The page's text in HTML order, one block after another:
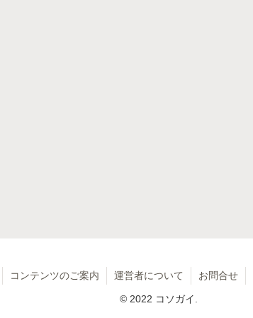
コンテンツのご案内 運営者について お問合せ
© 2022 コソガイ.